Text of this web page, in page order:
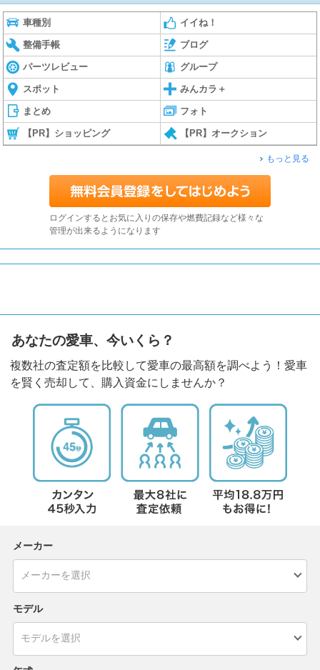
車種別 イイね！
整備手帳 ブログ
パーツレビュー グループ
スポット みんカラ＋
まとめ フォト
【PR】ショッピング 【PR】オークション
もっと見る
ログインするとお気に入りの保存や燃費記録など様々な
管理が出来るようになります
あなたの愛車、今いくら？
複数社の査定額を比較して愛車の最高額を調べよう！愛車
を賢く売却して、購入資金にしませんか？
メーカー
モデル